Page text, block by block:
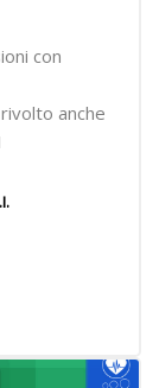
con
anche